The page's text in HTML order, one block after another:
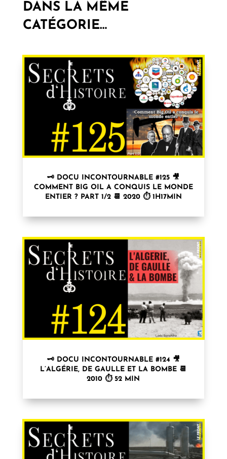
DANS LA MÊME
CATÉGORIE…
🗝 DOCU INCONTOURNABLE #125 🎥
COMMENT BIG OIL A CONQUIS LE MONDE
ENTIER ? PART 1/2 📆 2020 ⏱ 1H17MIN
🗝 DOCU INCONTOURNABLE #124 🎥
L’ALGÉRIE, DE GAULLE ET LA BOMBE 📆
2010 ⏱ 52 MIN